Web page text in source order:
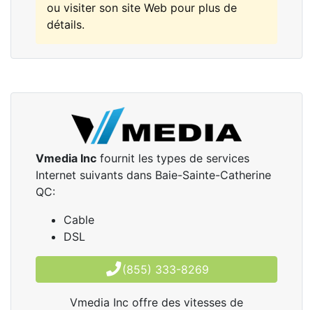
ou visiter son site Web pour plus de
détails.
Vmedia Inc fournit les types de services
Internet suivants dans Baie-Sainte-Catherine
QC:
Cable
DSL
(855) 333-8269
Vmedia Inc offre des vitesses de